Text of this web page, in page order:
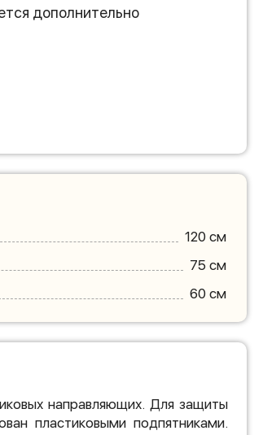
дополнительно
120 см
75 см
60 см
направляющих. Для защиты
пластиковыми подпятниками.